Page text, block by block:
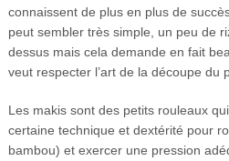
connaissent de plus en plus de
peut sembler très simple, un peu de
dessus mais cela demande en fait
veut respecter l’art de la découpe du
Les makis sont des petits rouleaux
certaine technique et dextérité pour
bambou) et exercer une pression